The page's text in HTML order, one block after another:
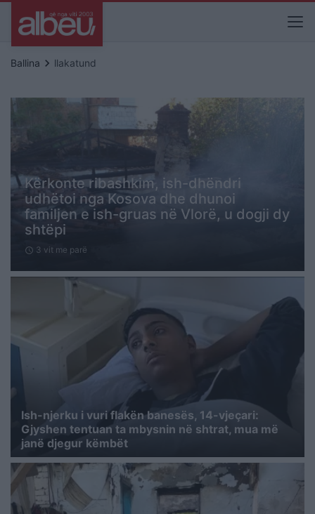
Ballina keyboard_arrow_right llakatund
Kërkonte ribashkim, ish-dhëndri
udhëtoi nga Kosova dhe dhunoi
familjen e ish-gruas në Vlorë, u dogji dy
shtëpi
schedule 3 vit me parë
Ish-njerku i vuri flakën banesës, 14-vjeçari:
Gjyshen tentuan ta mbysnin në shtrat, mua më
janë djegur këmbët